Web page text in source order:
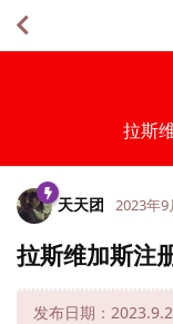
拉斯
天天团 2023年9
拉斯维加斯注
发布日期：